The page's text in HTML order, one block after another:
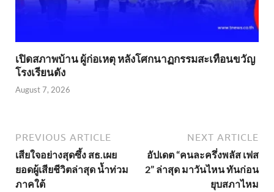
เปิดสภาพบ้าน ผู้ก่อเหตุ หลังโศกนาฏกรรมสะเทือนขวัญ
โรงเรียนดัง
August 7, 2026
PREVIOUS ARTICLE
เสียใจอย่างสุดซึ้ง สธ.เผย
ยอดผู้เสียชีวิตล่าสุด น้ำท่วม
ภาคใต้
NEXT ARTICLE
อัปเดต “คนละครึ่งพลัส เฟส
2” ล่าสุด มาวันไหน ทันก่อน
ยุบสภาไหม